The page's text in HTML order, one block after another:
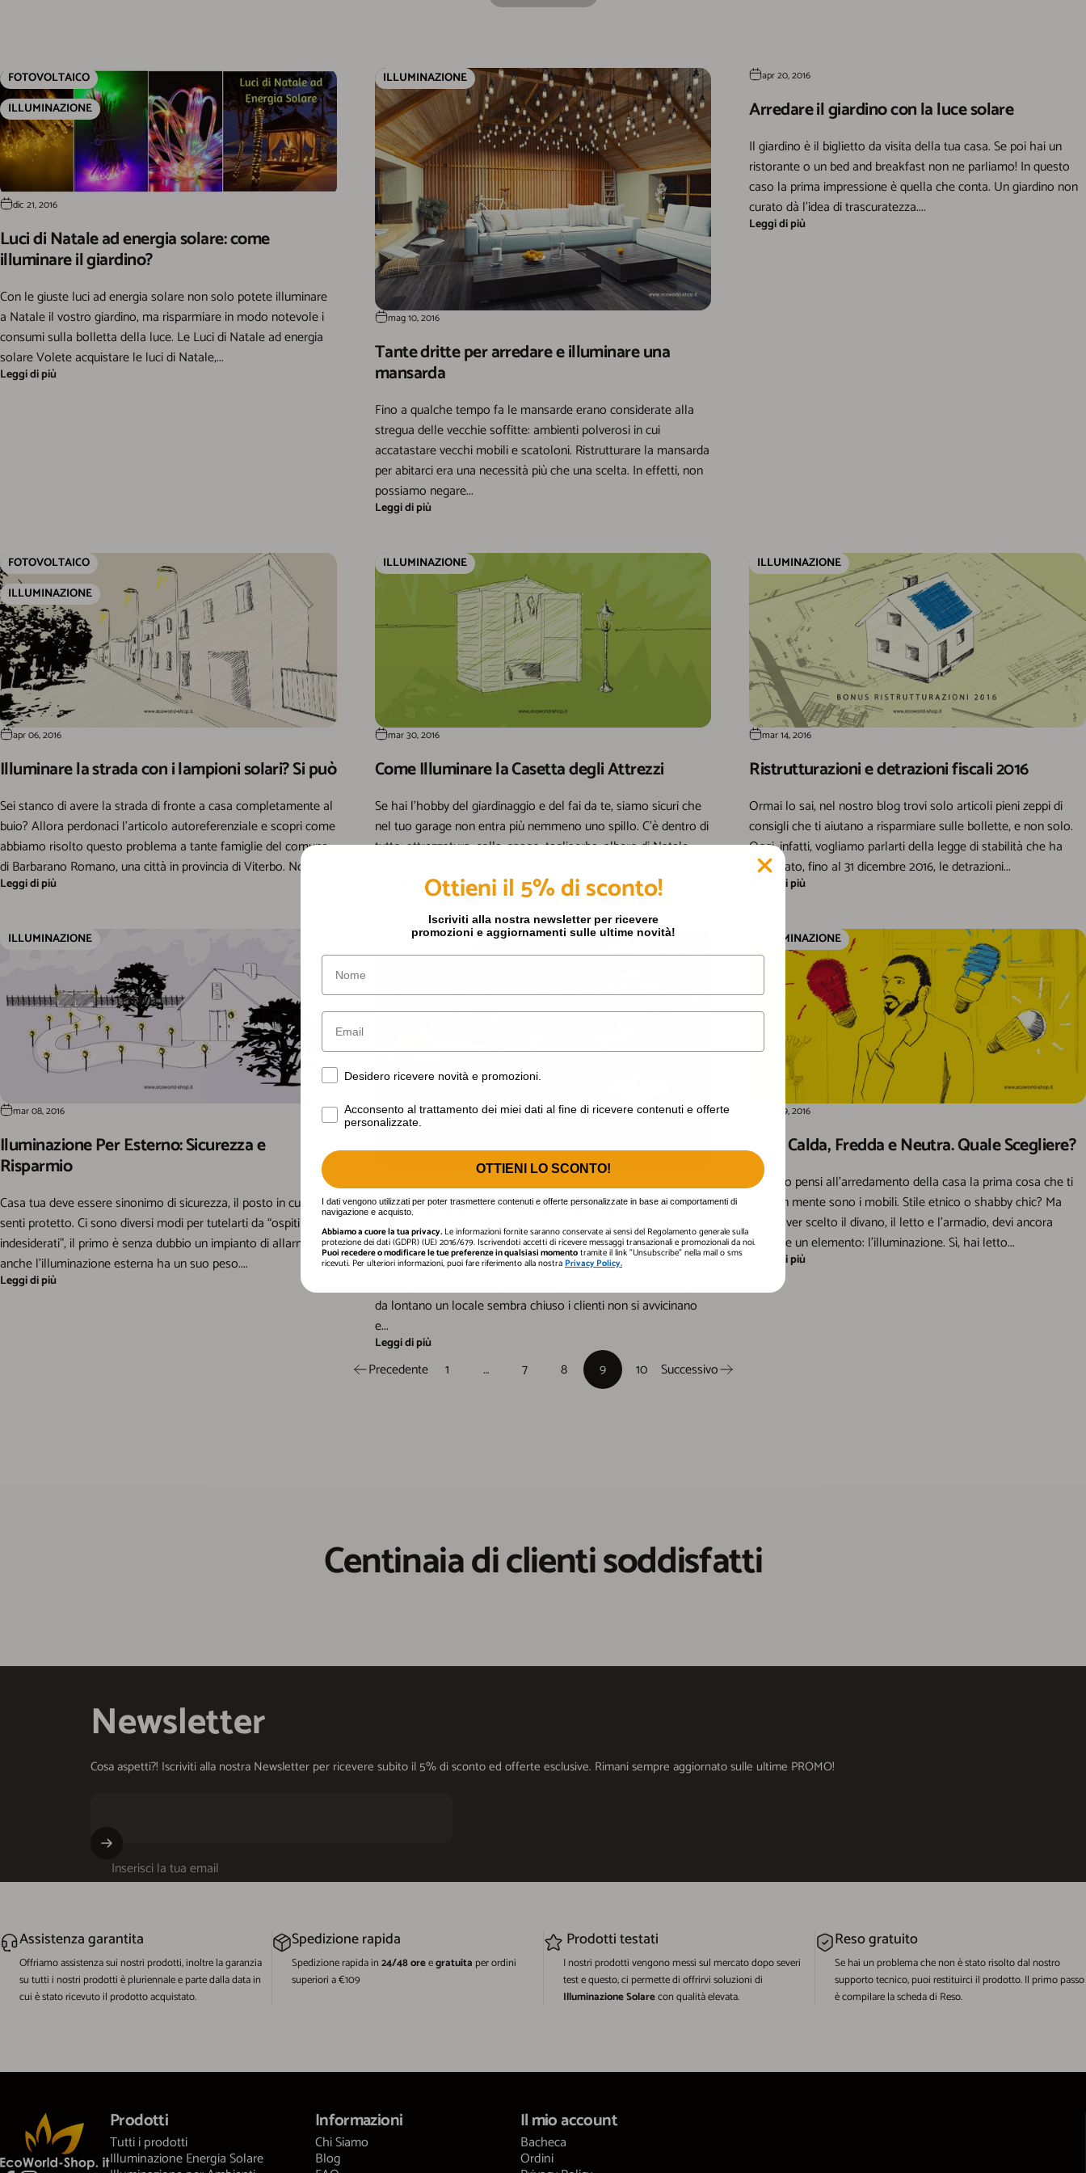
FOTOVOLTAICO
ILLUMINAZIONE
dic 21, 2016
Luci di Natale ad energia solare: come
illuminare il giardino?
Con le giuste luci ad energia solare non solo potete illuminare
a Natale il vostro giardino, ma risparmiare in modo notevole i
consumi sulla bolletta della luce. Le Luci di Natale ad energia
solare Volete acquistare le luci di Natale,...
Leggi di più
ILLUMINAZIONE
mag 10, 2016
Tante dritte per arredare e illuminare una
mansarda
Fino a qualche tempo fa le mansarde erano considerate alla
stregua delle vecchie soffitte: ambienti polverosi in cui
accatastare vecchi mobili e scatoloni. Ristrutturare la mansarda
per abitarci era una necessità più che una scelta. In effetti, non
possiamo negare...
Leggi di più
apr 20, 2016
Arredare il giardino con la luce solare
Il giardino è il biglietto da visita della tua casa. Se poi hai un
ristorante o un bed and breakfast non ne parliamo! In questo
caso la prima impressione è quella che conta. Un giardino non
curato dà l’idea di trascuratezza....
Leggi di più
FOTOVOLTAICO
ILLUMINAZIONE
apr 06, 2016
Illuminare la strada con i lampioni solari? Si può
Sei stanco di avere la strada di fronte a casa completamente al
buio? Allora perdonaci l’articolo autoreferenziale e scopri come
abbiamo risolto questo problema a tante famiglie del comune
di Barbarano Romano, una città in provincia di Viterbo. Non ci...
Leggi di più
ILLUMINAZIONE
mar 30, 2016
Come Illuminare la Casetta degli Attrezzi
Se hai l'hobby del giardinaggio e del fai da te, siamo sicuri che
nel tuo garage non entra più nemmeno uno spillo. C'è dentro di
tutto: attrezzatura, colla, spago, tagliaerba, albero di Natale,
Leggi di più
ILLUMINAZIONE
mar 14, 2016
Ristrutturazioni e detrazioni fiscali 2016
Ormai lo sai, nel nostro blog trovi solo articoli pieni zeppi di
consigli che ti aiutano a risparmiare sulle bollette, e non solo.
Oggi, infatti, vogliamo parlarti della legge di stabilità che ha
prorogato, fino al 31 dicembre 2016, le detrazioni...
Leggi di più
ILLUMINAZIONE
mar 08, 2016
Iluminazione Per Esterno: Sicurezza e
Risparmio
Casa tua deve essere sinonimo di sicurezza, il posto in cui ti
senti protetto. Ci sono diversi modi per tutelarti da “ospiti
indesiderati”, il primo è senza dubbio un impianto di allarme, ma
anche l’illuminazione esterna ha un suo peso....
Leggi di più
ILLUMINAZIONE
Come Illuminare l' Esterno di un Ristorante
Sai perché una corretta illuminazione esterna è fondamentale
per un ristorante? Perché un locale con un’insegna poco
da lontano un locale sembra chiuso i clienti non si avvicinano
e...
Leggi di più
ILLUMINAZIONE
feb 09, 2016
Luce Calda, Fredda e Neutra. Quale Scegliere?
Quando pensi all’arredamento della casa la prima cosa che ti
viene in mente sono i mobili. Stile etnico o shabby chic? Ma
dopo aver scelto il divano, il letto e l’armadio, devi ancora
valutare un elemento: l’illuminazione. Sì, hai letto...
Leggi di più
Precedente 1 … 7 8 9 10 Successivo
Centinaia di clienti soddisfatti
Newsletter
Cosa aspetti?! Iscriviti alla nostra Newsletter per ricevere subito il 5% di sconto ed offerte esclusive. Rimani sempre aggiornato sulle ultime PROMO!
Inserisci la tua email
Assistenza garantita
Offriamo assistenza sui nostri prodotti, inoltre la garanzia
su tutti i nostri prodotti è pluriennale e parte dalla data in
cui è stato ricevuto il prodotto acquistato.
Spedizione rapida
Spedizione rapida in24/48 oreegratuita per ordini
superiori a €109
Prodotti testati
I nostri prodotti vengono messi sul mercato dopo severi
test e questo, ci permette di offrirvi soluzioni di
Illuminazione Solarecon qualità elevata.
Reso gratuito
Se hai un problema che non è stato risolto dal nostro
supporto tecnico, puoi restituirci il prodotto. Il primo passo
è compilare la scheda di Reso.
EcoWorld-Shop Prodotti
Tutti i prodotti
Illuminazione Energia Solare
Informazioni
Chi Siamo
Blog
Il mio account
Bacheca
Ordini
Ottieni il 5% di sconto!
Iscriviti alla nostra newsletter per ricevere
promozioni e aggiornamenti sulle ultime novità!
Nome
Email
Desidero ricevere novità e promozioni.
Desidero ricevere novità e promozioni.
Acconsento al trattamento dei miei dati al fine di ricevere contenuti e offerte personalizzate.
Acconsento al trattamento dei miei dati al fine di ricevere contenuti e offerte
personalizzate.
OTTIENI LO SCONTO!
I dati vengono utilizzati per poter trasmettere contenuti e offerte personalizzate in base ai comportamenti di
navigazione e acquisto.
Abbiamo a cuore la tua privacy. Le informazioni fornite saranno conservate ai sensi del Regolamento generale sulla
protezione dei dati (GDPR) (UE) 2016/679. Iscrivendoti accetti di ricevere messaggi transazionali e promozionali da noi.
Puoi recedere o modificare le tue preferenze in qualsiasi momentotramite il link "Unsubscribe" nella mail o sms
ricevuti. Per ulteriori informazioni, puoi fare riferimento alla nostra Privacy Policy.